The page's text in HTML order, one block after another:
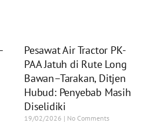
Pesawat Air Tractor PK-
PAA Jatuh di Rute Long
Bawan–Tarakan, Ditjen
Hubud: Penyebab Masih
Diselidiki
19/02/2026 No Comments